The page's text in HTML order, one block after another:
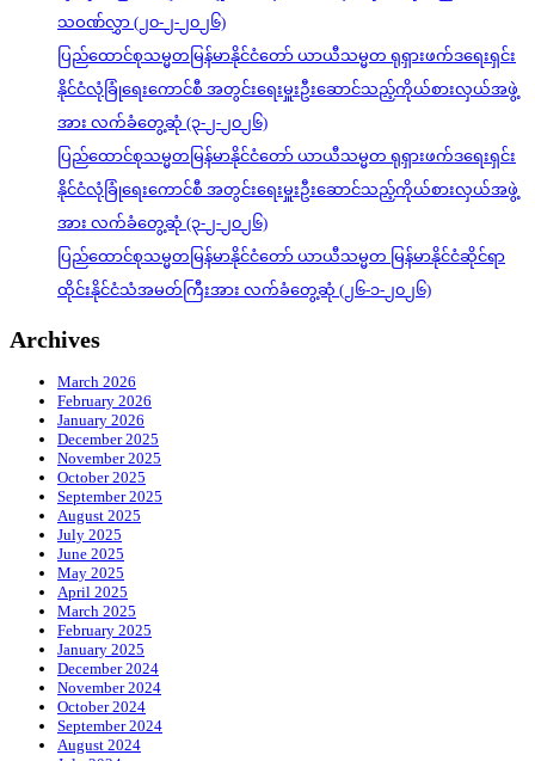
သဝဏ်လွှာ (၂၀-၂-၂၀၂၆)
ပြည်ထောင်စုသမ္မတမြန်မာနိုင်ငံတော် ယာယီသမ္မတ ရုရှားဖက်ဒရေးရှင်း
နိုင်ငံလုံခြုံရေးကောင်စီ အတွင်းရေးမှူးဦးဆောင်သည့်ကိုယ်စားလှယ်အဖွဲ့
အား လက်ခံတွေ့ဆုံ (၃-၂-၂၀၂၆)
ပြည်ထောင်စုသမ္မတမြန်မာနိုင်ငံတော် ယာယီသမ္မတ ရုရှားဖက်ဒရေးရှင်း
နိုင်ငံလုံခြုံရေးကောင်စီ အတွင်းရေးမှူးဦးဆောင်သည့်ကိုယ်စားလှယ်အဖွဲ့
အား လက်ခံတွေ့ဆုံ (၃-၂-၂၀၂၆)
ပြည်ထောင်စုသမ္မတမြန်မာနိုင်ငံတော် ယာယီသမ္မတ မြန်မာနိုင်ငံဆိုင်ရာ
ထိုင်းနိုင်ငံသံအမတ်ကြီးအား လက်ခံတွေ့ဆုံ (၂၆-၁-၂၀၂၆)
Archives
March 2026
February 2026
January 2026
December 2025
November 2025
October 2025
September 2025
August 2025
July 2025
June 2025
May 2025
April 2025
March 2025
February 2025
January 2025
December 2024
November 2024
October 2024
September 2024
August 2024